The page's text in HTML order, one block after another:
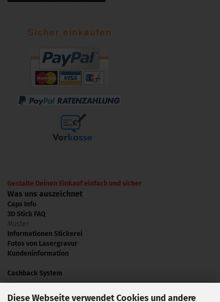
Diese Webseite verwendet Cookies und andere
Gestalte Deinen Einkauf einfach und sicher
Was uns auszeichnet
Caps Info
3D Stick FAQ
Muster
Informationen Stickerei
Fotos von Lasergravur
Kundeninformation
Cashback System
Informationen zum Druckverfahren